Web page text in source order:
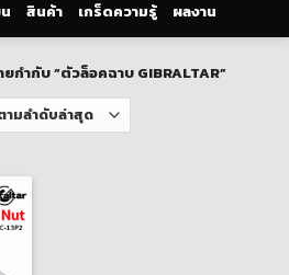
สินค้า เกร็ดความรู้ ผลงาน
กำกับ “ตัวล็อคฉาบ GIBRALTAR”